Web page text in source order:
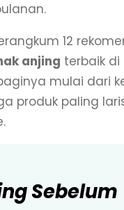
12
anjing terbaik di
mulai dari
produk paling
Sebelum